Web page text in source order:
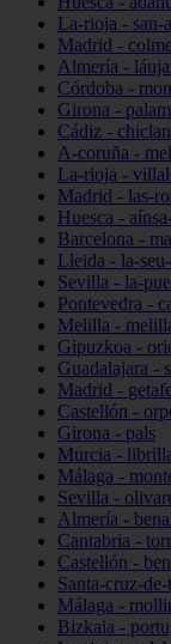
La-rioja - san-
Madrid -
Almería -
Córdoba -
Girona -
Cádiz -
A-coruña -
La-rioja -
Madrid - las-
Huesca -
Barcelona -
Lleida - la-
Sevilla - la-
Pontevedra -
Melilla -
Gipuzkoa -
Guadalajara -
Madrid -
Castellón -
Girona - pals
Murcia -
Málaga -
Sevilla -
Almería -
Cantabria -
Castellón -
Santa-cruz-
Málaga -
Bizkaia -